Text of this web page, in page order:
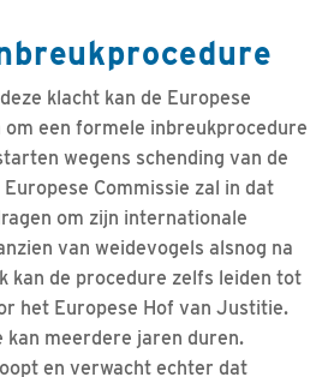
klacht kan de Europese
om een formele inbreukprocedure
wegens schending van de
Commissie zal in dat
om zijn internationale
van weidevogels alsnog na
kan de procedure zelfs leiden tot
het Europese Hof van Justitie.
kan meerdere jaren duren.
en verwacht echter dat